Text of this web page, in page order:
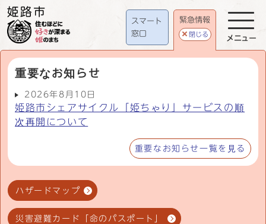
スマート
窓口
緊急情報
閉じる
重要なお知らせ
2026年8月10日
姫路市シェアサイクル「姫ちゃり」サービスの順
次再開について
重要なお知らせ一覧を見る
ハザードマップ
災害避難カード「命のパスポート」
メニュー